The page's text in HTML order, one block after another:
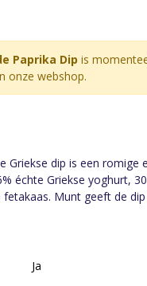
Griekse dip is een romige
échte Griekse yoghurt,
fetakaas. Munt geeft de
Paprika Dip is
onze webshop.
Ja